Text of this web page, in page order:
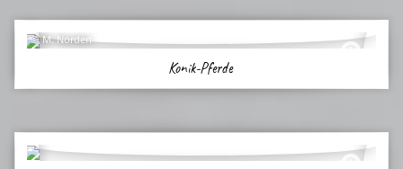
M. Norden
Konik-Pferde